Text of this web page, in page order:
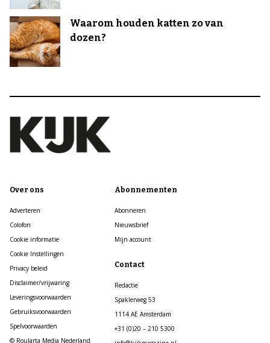
Waarom houden katten zo van
dozen?
Over ons
Adverteren
Colofon
Cookie informatie
Cookie Instellingen
Privacy beleid
Disclaimer/vrijwaring
Leveringsvoorwaarden
Gebruiksvoorwaarden
Spelvoorwaarden
© Roularta Media Nederland
Abonnementen
Abonneren
Nieuwsbrief
Mijn account
Contact
Redactie
Spaklerweg 53
1114 AE Amsterdam
+31 (0)20 – 210 5300